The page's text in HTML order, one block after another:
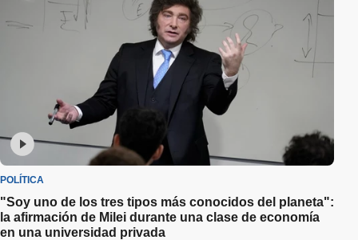
POLÍTICA
"Soy uno de los tres tipos más conocidos del planeta":
la afirmación de Milei durante una clase de economía
en una universidad privada